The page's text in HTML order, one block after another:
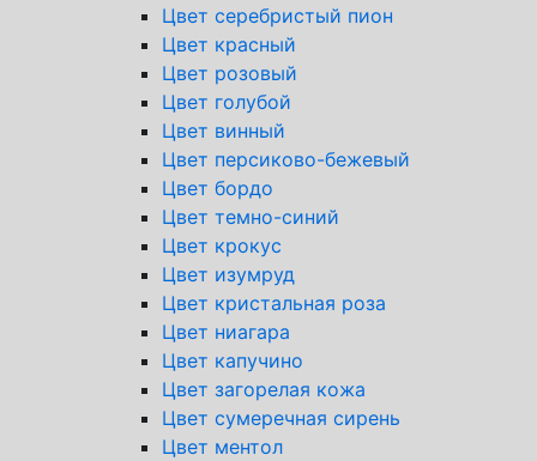
Цвет серебристый пион
Цвет красный
Цвет розовый
Цвет голубой
Цвет винный
Цвет персиково-бежевый
Цвет бордо
Цвет темно-синий
Цвет крокус
Цвет изумруд
Цвет кристальная роза
Цвет ниагара
Цвет капучино
Цвет загорелая кожа
Цвет сумеречная сирень
Цвет ментол